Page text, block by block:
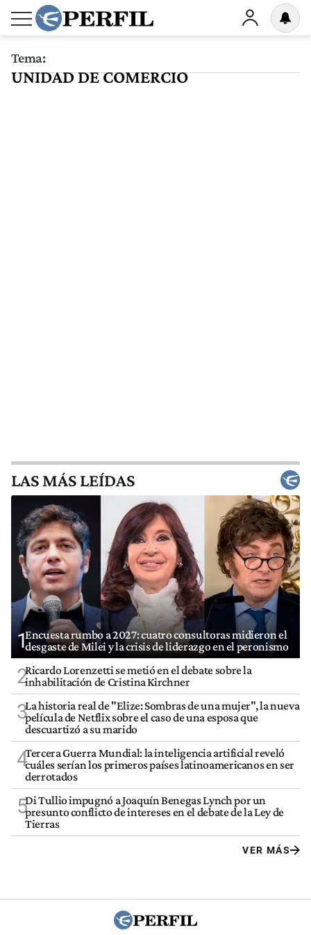
Tema:
UNIDAD DE COMERCIO
LAS MÁS LEÍDAS
1Encuesta rumbo a 2027: cuatro consultoras midieron el
desgaste de Milei y la crisis de liderazgo en el peronismo
2Ricardo Lorenzetti se metió en el debate sobre la
inhabilitación de Cristina Kirchner
3La historia real de "Elize: Sombras de una mujer", la nueva
película de Netflix sobre el caso de una esposa que
descuartizó a su marido
4Tercera Guerra Mundial: la inteligencia artificial reveló
cuáles serían los primeros países latinoamericanos en ser
derrotados
5Di Tullio impugnó a Joaquín Benegas Lynch por un
presunto conflicto de intereses en el debate de la Ley de
Tierras
VER MÁS